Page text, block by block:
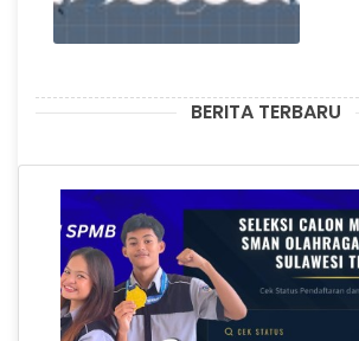
BERITA TERBARU